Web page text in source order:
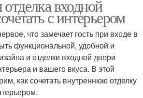
входной
с интерьером
что замечает гость при входе в
функциональной, удобной и
и отделки входной двери
и вашего вкуса. В этой
как сочетать внутреннюю отделку